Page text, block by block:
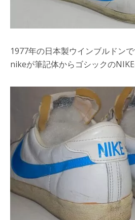
1977年の日本製ウインブルドン
nikeが筆記体からゴシックのNIKE